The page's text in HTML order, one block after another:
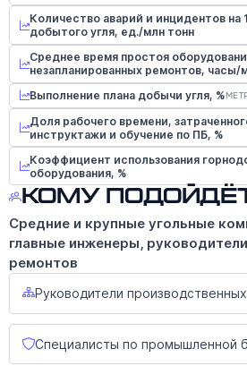
Количество аварий и инцидентов на
добытого угля, ед./млн тонн
Среднее время простоя
незапланированных ремонтов, часы/
Выполнение плана добычи угля, %
Доля рабочего времени,
инструктажи и обучение по ПБ, %
Коэффициент использования
оборудования, %
Кому
Средние и крупные угольные
главные инженеры,
ремонтов
Руководители
Специалисты по промышленной